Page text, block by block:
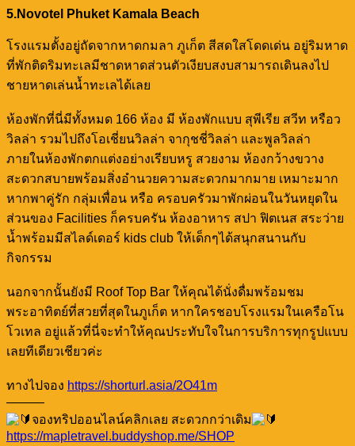
5.Novotel Phuket Kamala Beach
โรงแรมตั้งอยู่ถัดจากหาดกมลา ภูเก็ต สีสดใสโดดเด่น อยู่ริมหาด
ที่พักติดริมทะเลมีชาดหาดส่วนตัวเงียบสงบสามารถเดินลงไป
ชายหาดเล่นน้ำทะเลได้เลย
ห้องพักที่นี่มีทั้งหมด 166 ห้อง มี ห้องพักแบบ สุพีเรีย สวีท หรือว
วิลล่า รวมไปถึงโอเชี่ยนวิลล่า จากุชชี่วิลล่า และพูลวิลล่า
ภายในห้องพักตกแต่งอย่างเรียบหรู สวยงาม ห้องกว้างขวาง
สะดวกสบายพร้อมสิ่งอำนวยความสะดวกมากมาย เหมาะมาก
หากพาคู่รัก กลุ่มเพื่อน หรือ ครอบครัวมาพักผ่อนในวันหยุดใน
ส่วนของ Facilities ก็ครบครัน ห้องอาหาร สปา ฟิตเนส สระว่าย
น้ำพร้อมมีสไลด์เดอร์ kids club ให้เด็กๆได้สนุกสนานกับ
กิจกรรม
นอกจากนั้นยังมี Roof Top Bar ให้คุณได้นั่งดื่มพร้อมชม
พระอาทิตย์ที่สวยที่สุดในภูเก็ต หากใครชอบโรงแรมในเครือโน
โวเทล อยู่แล้วที่นี่จะทำให้คุณประทับใจในการบริการทุกรูปแบบ
เลยทีเดียวเชียวค่ะ
ทางไปจอง https://shorturl.asia/2O41m
———
จองทริปออนไลน์คลิกเลย สะดวกกว่าเดิม
https://mapletravel.buddyshop.me/SHOP